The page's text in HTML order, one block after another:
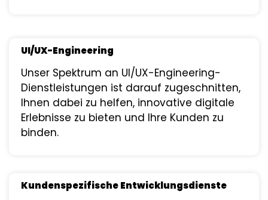
UI/UX-Engineering
Unser Spektrum an UI/UX-Engineering-
Dienstleistungen ist darauf zugeschnitten,
Ihnen dabei zu helfen, innovative digitale
Erlebnisse zu bieten und Ihre Kunden zu
binden.
Kundenspezifische Entwicklungsdienste